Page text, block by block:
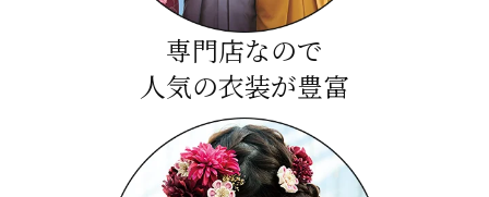
専門店なので
人気の衣装が豊富